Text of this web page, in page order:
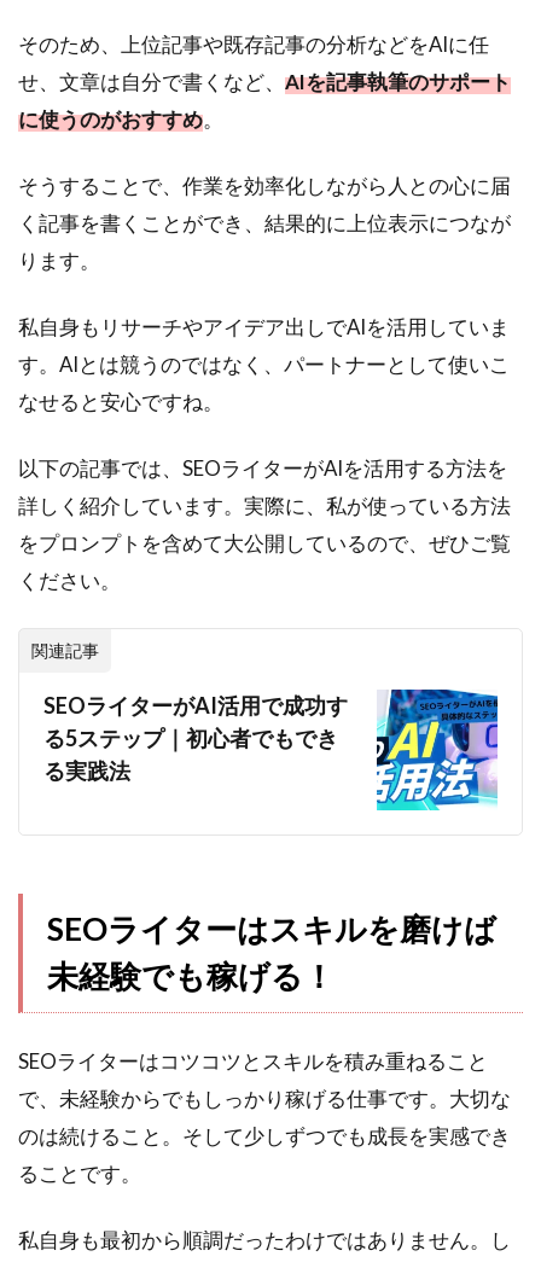
そのため、上位記事や既存記事の分析などをAIに任
せ、文章は自分で書くなど、 AIを記事執筆のサポート
に使うのがおすすめ。
そうすることで、作業を効率化しながら人との心に届
く記事を書くことができ、結果的に上位表示につなが
ります。
私自身もリサーチやアイデア出しでAIを活用していま
す。AIとは競うのではなく、パートナーとして使いこ
なせると安心ですね。
以下の記事では、SEOライターがAIを活用する方法を
詳しく紹介しています。実際に、私が使っている方法
をプロンプトを含めて大公開しているので、ぜひご覧
ください。
関連記事
SEOライターがAI活用で成功す
る5ステップ｜初心者でもでき
る実践法
SEOライターはスキルを磨けば
未経験でも稼げる！
SEOライターはコツコツとスキルを積み重ねること
で、未経験からでもしっかり稼げる仕事です。大切な
のは続けること。そして少しずつでも成長を実感でき
ることです。
私自身も最初から順調だったわけではありません。し